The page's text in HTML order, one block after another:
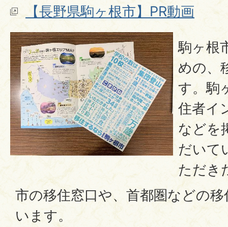
【長野県駒ヶ根市】PR動画
駒ヶ根
めの、
す。駒
住者イ
などを
だいて
ただき
市の移住窓口や、首都圏などの
います。